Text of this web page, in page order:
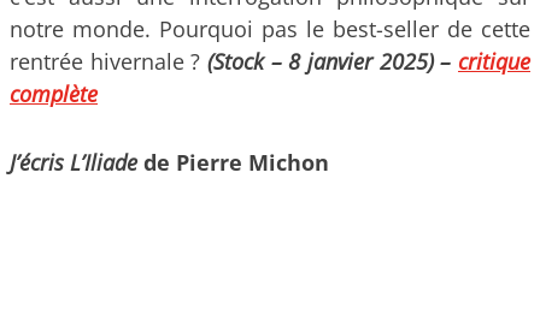
notre monde. Pourquoi pas le best-seller de cette
rentrée hivernale ? (Stock – 8 janvier 2025) – critique
complète
J’écris L’Iliade de Pierre Michon